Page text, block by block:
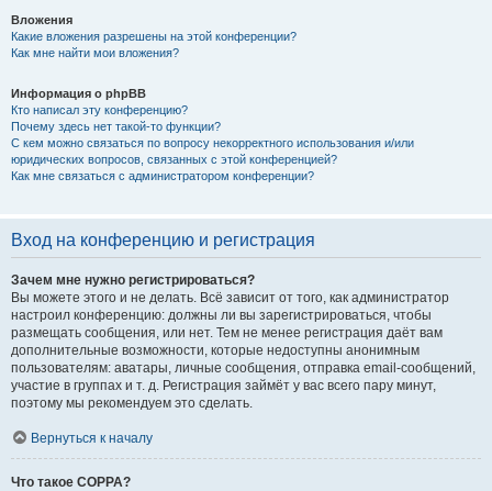
Вложения
Какие вложения разрешены на этой конференции?
Как мне найти мои вложения?
Информация о phpBB
Кто написал эту конференцию?
Почему здесь нет такой-то функции?
С кем можно связаться по вопросу некорректного использования и/или
юридических вопросов, связанных с этой конференцией?
Как мне связаться с администратором конференции?
Вход на конференцию и регистрация
Зачем мне нужно регистрироваться?
Вы можете этого и не делать. Всё зависит от того, как администратор
настроил конференцию: должны ли вы зарегистрироваться, чтобы
размещать сообщения, или нет. Тем не менее регистрация даёт вам
дополнительные возможности, которые недоступны анонимным
пользователям: аватары, личные сообщения, отправка email-сообщений,
участие в группах и т. д. Регистрация займёт у вас всего пару минут,
поэтому мы рекомендуем это сделать.
Вернуться к началу
Что такое COPPA?